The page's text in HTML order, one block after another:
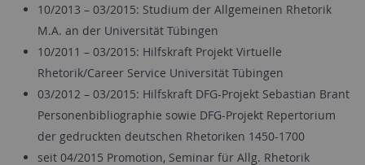
10/2013 – 03/2015: Studium der Allgemeinen Rhetorik
M.A. an der Universität Tübingen
10/2011 – 03/2015: Hilfskraft Projekt Virtuelle
Rhetorik/Career Service Universität Tübingen
03/2012 – 03/2015: Hilfskraft DFG-Projekt Sebastian Brant
Personenbibliographie sowie DFG-Projekt Repertorium
der gedruckten deutschen Rhetoriken 1450-1700
seit 04/2015 Promotion, Seminar für Allg. Rhetorik